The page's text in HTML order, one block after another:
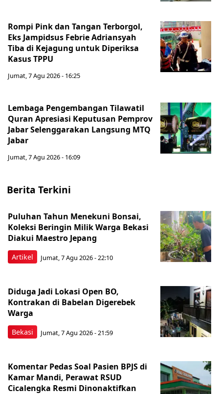
Rompi Pink dan Tangan Terborgol,
Eks Jampidsus Febrie Adriansyah
Tiba di Kejagung untuk Diperiksa
Kasus TPPU
Jumat, 7 Agu 2026 - 16:25
Lembaga Pengembangan Tilawatil
Quran Apresiasi Keputusan Pemprov
Jabar Selenggarakan Langsung MTQ
Jabar
Jumat, 7 Agu 2026 - 16:09
Berita Terkini
Artikel
Puluhan Tahun Menekuni Bonsai,
Koleksi Beringin Milik Warga Bekasi
Diakui Maestro Jepang
Jumat, 7 Agu 2026 - 22:10
Bekasi
Diduga Jadi Lokasi Open BO,
Kontrakan di Babelan Digerebek
Warga
Jumat, 7 Agu 2026 - 21:59
Komentar Pedas Soal Pasien BPJS di
Kamar Mandi, Perawat RSUD
Cicalengka Resmi Dinonaktifkan